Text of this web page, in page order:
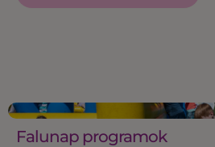
Falunap programok